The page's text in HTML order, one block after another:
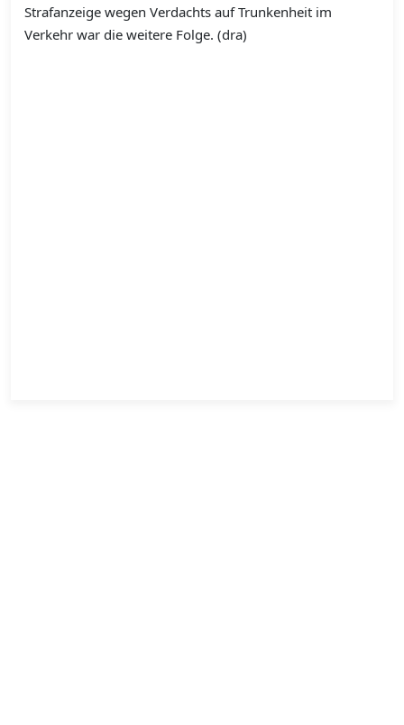
Strafanzeige wegen Verdachts auf Trunkenheit im
Verkehr war die weitere Folge. (dra)